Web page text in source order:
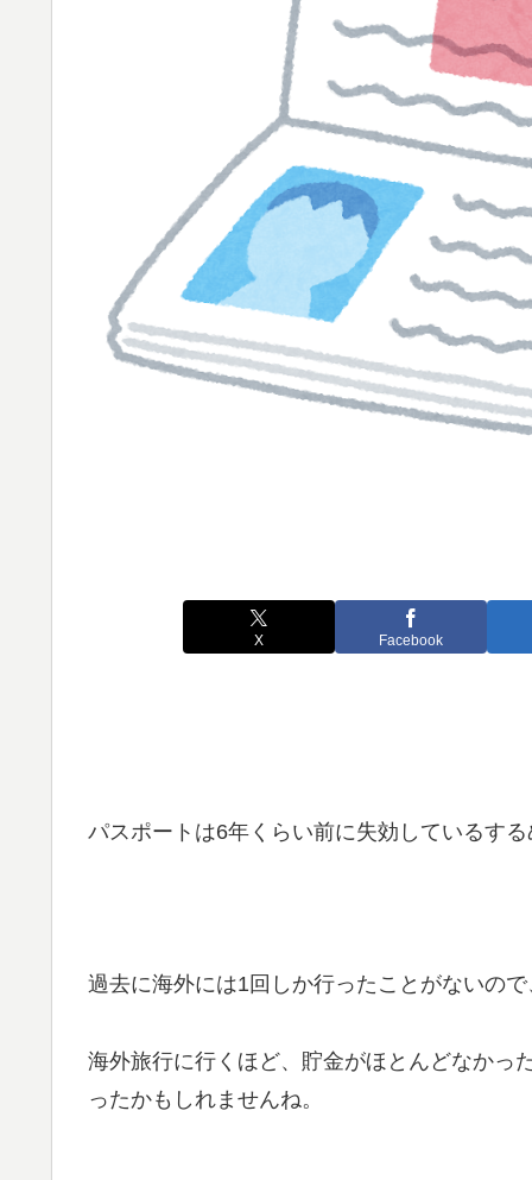
X Facebook
パスポートは6年くらい前に失効しているす
過去に海外には1回しか行ったことがないの
海外旅行に行くほど、貯金がほとんどなかっ
ったかもしれませんね。